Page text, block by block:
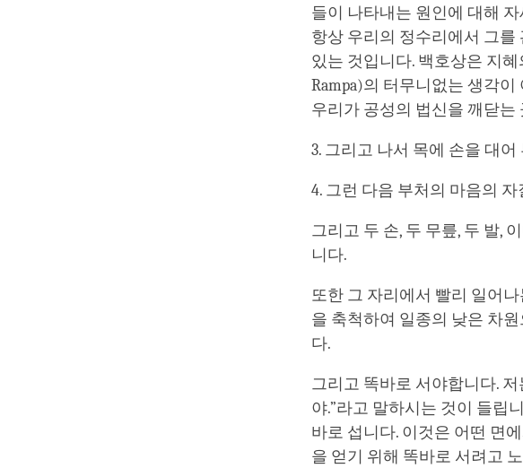
들이 나타내는 원인에 대해
항상 우리의 정수리에서 그
있는 것입니다. 백호상은 지
Rampa)의 터무니없는 생각
우리가 공성의 법신을 깨닫는
3. 그리고 나서 목에 손을 대
4. 그런 다음 부처의 마음의
그리고 두 손, 두 무릎, 두 발,
니다.
또한 그 자리에서 빨리 일어
을 축척하여 일종의 낮은 차
다.
그리고 똑바로 서야합니다.
야.”라고 말하시는 것이 들립
바로 섭니다. 이것은 어떤 면
을 얻기 위해 똑바로 서려고